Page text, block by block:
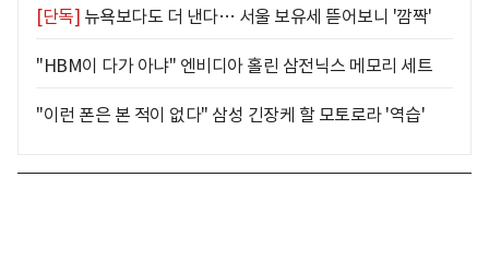
[단독] 뉴욕보다도 더 낸다… 서울 보유세 뜯어보니 '깜짝'
"HBM이 다가 아냐" 엔비디아 홀린 삼전닉스 메모리 세트
"이런 폰은 본 적이 없다" 삼성 긴장케 할 모토로라 '역습'